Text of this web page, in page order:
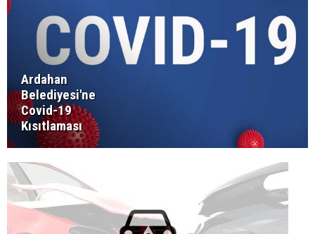
Ardahan
Belediyesi'ne
Covid-19
Kısıtlaması